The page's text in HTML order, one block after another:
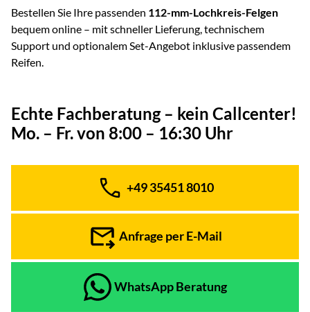
Bestellen Sie Ihre passenden 112-mm-Lochkreis-Felgen
bequem online – mit schneller Lieferung, technischem
Support und optionalem Set-Angebot inklusive passendem
Reifen.
Echte Fachberatung – kein Callcenter!
Mo. – Fr. von 8:00 – 16:30 Uhr
Telefon:
+49 35451 8010
Anfrage per E-Mail
WhatsApp Beratung